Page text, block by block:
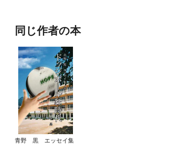
同じ作者の本
青野 黒 エッセイ集